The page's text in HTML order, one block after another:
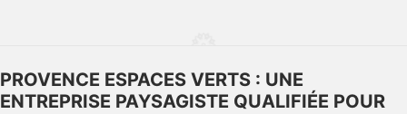
PROVENCE ESPACES VERTS : UNE
ENTREPRISE PAYSAGISTE QUALIFIÉE POUR